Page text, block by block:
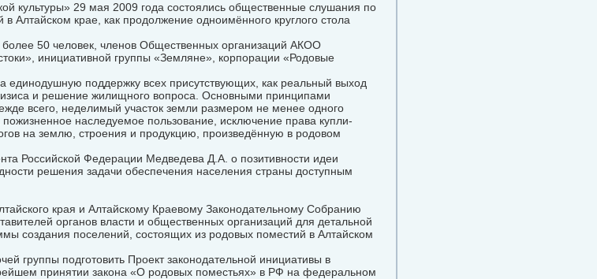
культуры» 29 мая 2009 года состоялись общественные слушания по
Алтайском крае, как продолжение одноимённого круглого стола
50 человек, членов Общественных организаций АКОО
инициативной группы «Земляне», корпорации «Родовые
единодушную поддержку всех присутствующих, как реальный выход
и решение жилищного вопроса. Основными принципами
всего, неделимый участок земли размером не менее одного
наследуемое пользование, исключение права купли-
на землю, строения и продукцию, произведённую в родовом
Российской Федерации Медведева Д.А. о позитивности идеи
решения задачи обеспечения населения страны доступным
края и Алтайскому Краевому Законодательному Собранию
органов власти и общественных организаций для детальной
создания поселений, состоящих из родовых поместий в Алтайском
группы подготовить Проект законодательной инициативы в
принятии закона «О родовых поместьях» в РФ на федеральном